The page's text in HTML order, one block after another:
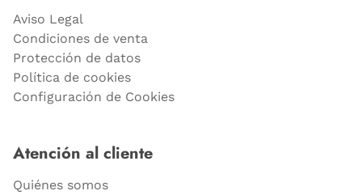
Aviso Legal
Condiciones de venta
Protección de datos
Política de cookies
Configuración de Cookies
Atención al cliente
Quiénes somos